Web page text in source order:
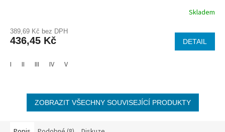
Skladem
389,69 Kč bez DPH
436,45 Kč DETAIL
I II III IV V
ZOBRAZIT VŠECHNY SOUVISEJÍCÍ PRODUKTY